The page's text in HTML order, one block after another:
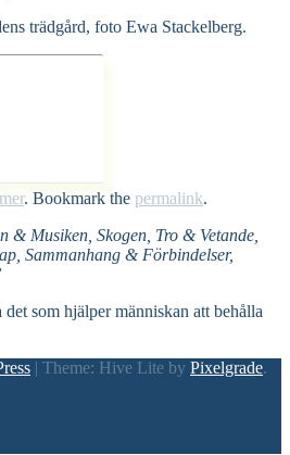
trädgård, foto Ewa Stackelberg.
. Bookmark the permalink.
& Musiken, Skogen, Tro & Vetande,
Sammanhang & Förbindelser,
som hjälper människan att behålla
| Theme: Hive Lite by Pixelgrade.